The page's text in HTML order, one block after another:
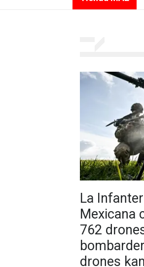
La
Mexicana
762
drones